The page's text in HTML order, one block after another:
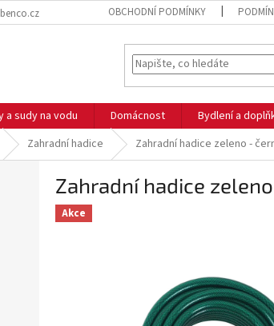
OBCHODNÍ PODMÍNKY
a sudy na vodu Domácnost Bydlení a
Zahradní hadice Zahradní hadice zeleno -
Zahradní hadice
Akce